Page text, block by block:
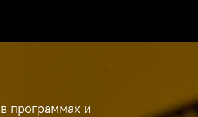
программах и